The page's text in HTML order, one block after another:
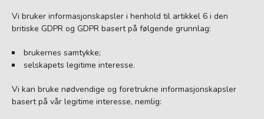
Vi bruker informasjonskapsler i henhold til artikkel 6 i den
britiske GDPR og GDPR basert på følgende grunnlag:
brukernes samtykke;
selskapets legitime interesse.
Vi kan bruke nødvendige og foretrukne informasjonskapsler
basert på vår legitime interesse, nemlig: